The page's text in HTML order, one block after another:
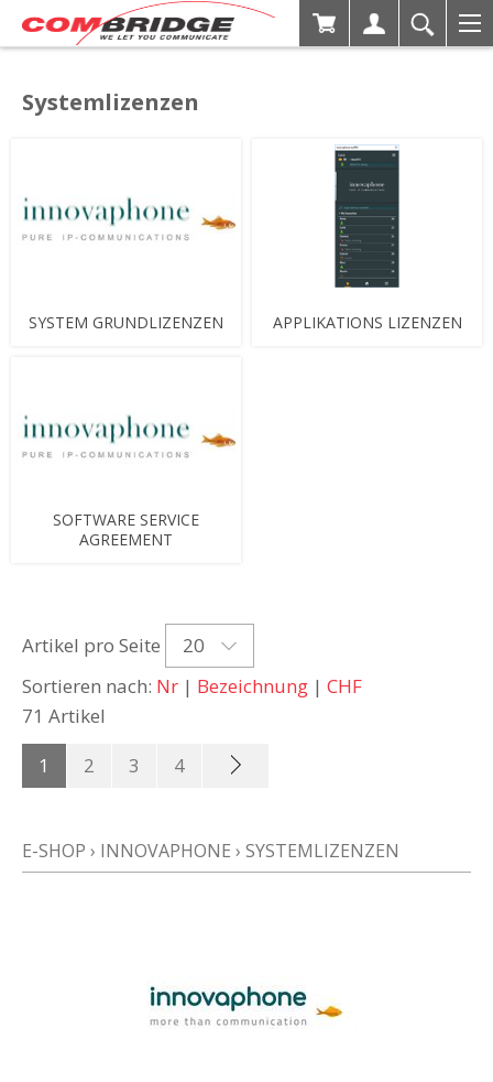
Systemlizenzen
SYSTEM GRUNDLIZENZEN APPLIKATIONS LIZENZEN
SOFTWARE SERVICE
AGREEMENT
Artikel pro Seite
20
Sortieren nach: Nr | Bezeichnung | CHF
71 Artikel
1
2 3 4
E-SHOP › INNOVAPHONE › SYSTEMLIZENZEN